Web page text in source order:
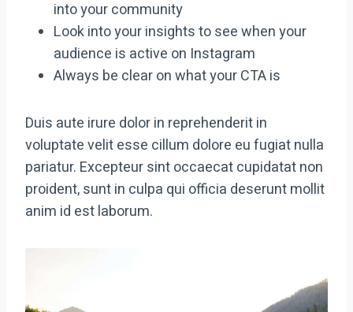
into your community
Look into your insights to see when your
audience is active on Instagram
Always be clear on what your CTA is
Duis aute irure dolor in reprehenderit in
voluptate velit esse cillum dolore eu fugiat nulla
pariatur. Excepteur sint occaecat cupidatat non
proident, sunt in culpa qui officia deserunt mollit
anim id est laborum.